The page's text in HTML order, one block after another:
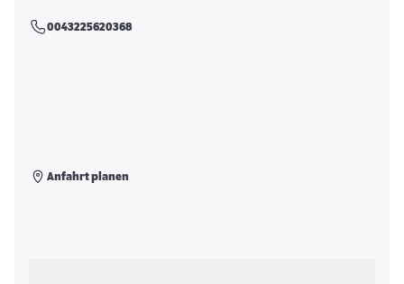
0043225620368
Anfahrt planen